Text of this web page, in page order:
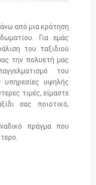
από μια κράτηση
Για εμάς
του ταξιδιού
την πολυετή μας
του
υπηρεσίες υψηλής
τιμές, είμαστε
σας ποιοτικό,
πράγμα που